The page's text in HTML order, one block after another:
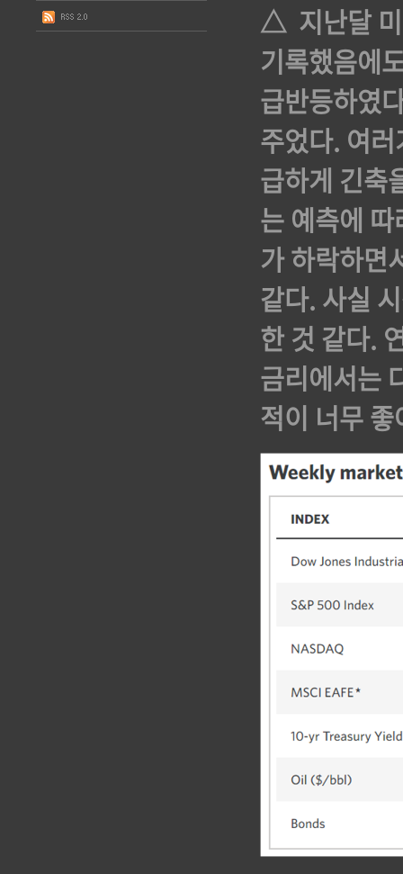
△ 지난달 미
기록했음에
급반등하였
주었다. 여
급하게 긴축
는 예측에
가 하락하면
같다. 사실
한 것 같다.
금리에서는
적이 너무